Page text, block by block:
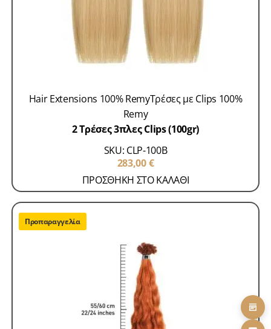
Hair Extensions 100% RemyΤρέσες με Clips 100%
Remy
2 Τρέσες 3πλες Clips (100gr)
SKU: CLP-100B
283,00€
ΠΡΟΣΘΗΚΗ ΣΤΟ ΚΑΛΑΘΙ
Προπαραγγελία